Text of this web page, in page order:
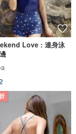
Love : 連身泳